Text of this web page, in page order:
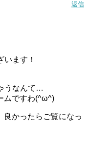
返信
ます！
うなんて…
ムですわ(^ω^)
良かったらご覧になっ